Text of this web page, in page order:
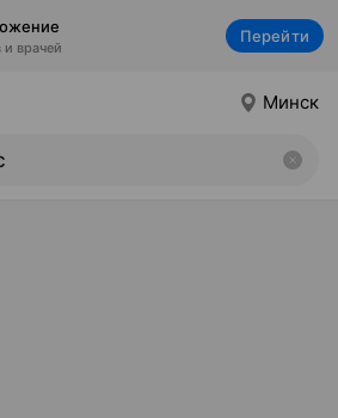
и врачей
Перейти
Минск